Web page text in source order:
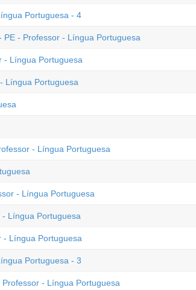
Portuguesa - 4
- Professor - Língua Portuguesa
- Língua Portuguesa
Língua Portuguesa
- Língua Portuguesa
- Língua Portuguesa
- Língua Portuguesa
- Língua Portuguesa
Portuguesa - 3
- Língua Portuguesa